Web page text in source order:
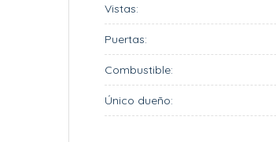
Vistas:
Puertas:
Combustible:
Único dueño: